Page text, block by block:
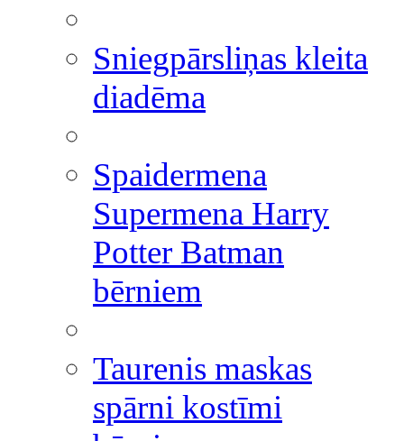
Sniegpārsliņas kleita
diadēma
Spaidermena
Supermena Harry
Potter Batman
bērniem
Taurenis maskas
spārni kostīmi